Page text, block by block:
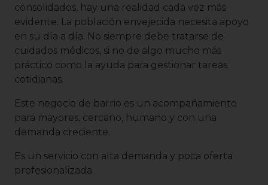
consolidados, hay una realidad cada vez más
evidente. La población envejecida necesita apoyo
en su día a día. No siempre debe tratarse de
cuidados médicos, si no de algo mucho más
práctico como la ayuda para gestionar tareas
cotidianas.
Este negocio de barrio es un acompañamiento
para mayores, cercano, humano y con una
demanda creciente.
Es un servicio con alta demanda y poca oferta
profesionalizada.